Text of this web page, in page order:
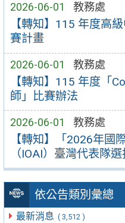
2026-06-01 教務處
【轉知】115 年度高
賽計畫
2026-06-01 教務處
【轉知】115 年度「
師」比賽辦法
2026-06-01 教務處
【轉知】「2026年國
（IOAI）臺灣代表隊
依公告類別彙總
最新消息 ( 3,512 )